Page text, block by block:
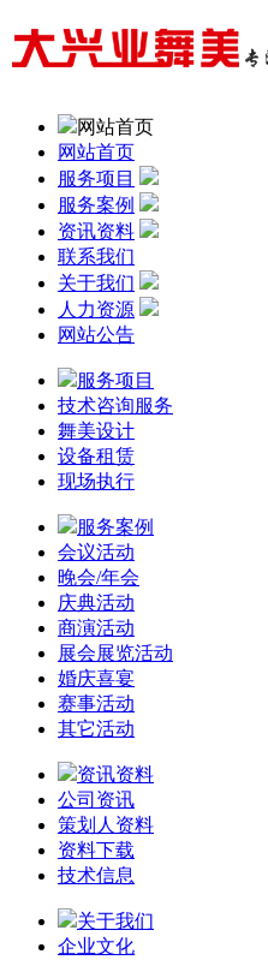
网站首页
网站首页
服务项目
服务案例
资讯资料
联系我们
关于我们
人力资源
网站公告
服务项目
技术咨询服务
舞美设计
设备租赁
现场执行
服务案例
会议活动
晚会/年会
庆典活动
商演活动
展会展览活动
婚庆喜宴
赛事活动
其它活动
资讯资料
公司资讯
策划人资料
资料下载
技术信息
关于我们
企业文化